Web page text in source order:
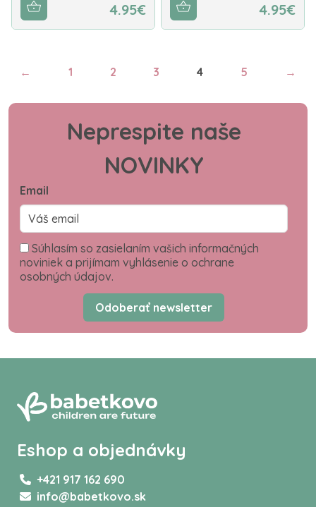
4.95€ 4.95€
← 1 2 3 4 5 →
Neprespite naše
NOVINKY
Email
Súhlasím so zasielaním vašich informačných
noviniek a prijímam vyhlásenie o ochrane
osobných údajov.
Odoberať newsletter
Eshop a objednávky
+421 917 162 690
info@babetkovo.sk